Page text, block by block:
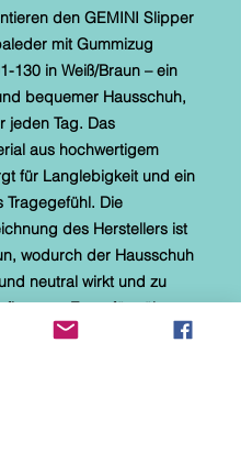
den GEMINI Slipper
mit Gummizug
130 in Weiß/Braun – ein
bequemer Hausschuh,
jeden Tag. Das
aus hochwertigem
für Langlebigkeit und ein
Tragegefühl. Die
des Herstellers ist
wodurch der Hausschuh
neutral wirkt und zu
passt. Er verfügt über
Gummisohle sowie eine